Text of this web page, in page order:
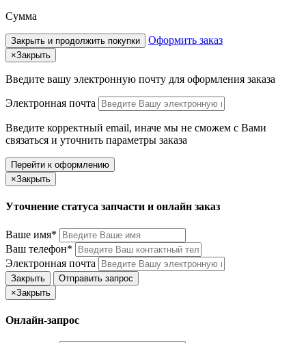
Сумма
Закрыть и продолжить покупки Оформить заказ
×Закрыть
Введите вашу электронную почту для оформления заказа
Электронная почта
Введите корректный email, иначе мы не сможем с Вами
связаться и уточнить параметры заказа
Перейти к оформлению
×Закрыть
Уточнение статуса запчасти и онлайн заказ
Ваше имя*
Ваш телефон*
Электронная почта
Закрыть
Отправить запрос
×Закрыть
Онлайн-запрос